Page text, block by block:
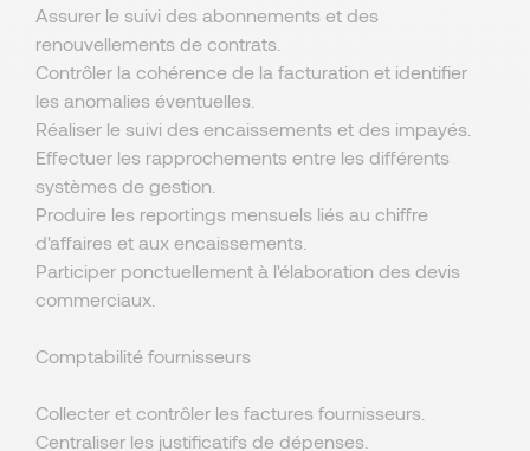
Assurer le suivi des abonnements et des
renouvellements de contrats.
Contrôler la cohérence de la facturation et identifier
les anomalies éventuelles.
Réaliser le suivi des encaissements et des impayés.
Effectuer les rapprochements entre les différents
systèmes de gestion.
Produire les reportings mensuels liés au chiffre
d'affaires et aux encaissements.
Participer ponctuellement à l'élaboration des devis
commerciaux.
Comptabilité fournisseurs
Collecter et contrôler les factures fournisseurs.
Centraliser les justificatifs de dépenses.